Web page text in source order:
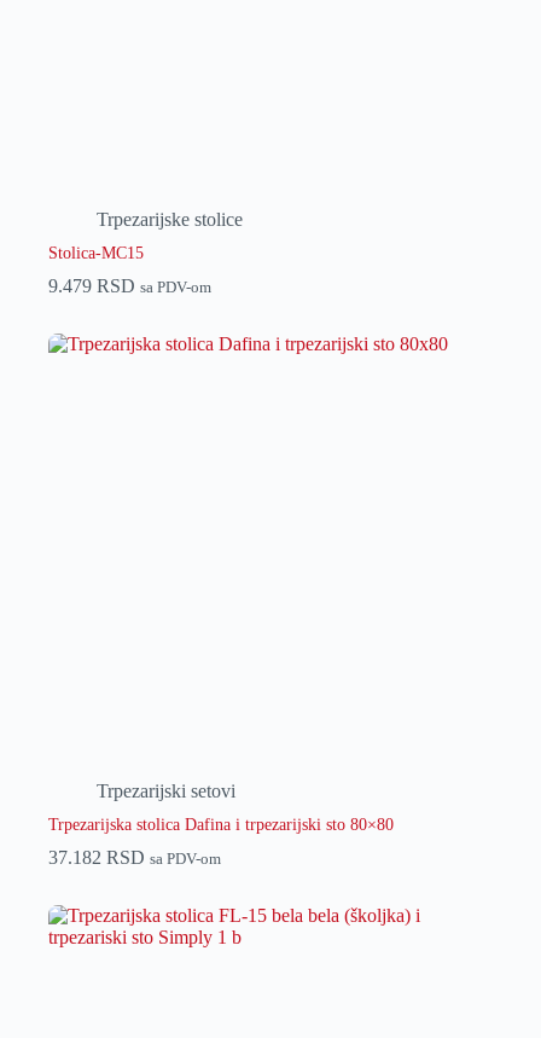
Trpezarijske stolice
Stolica-MC15
9.479 RSD sa PDV-om
Trpezarijski setovi
Trpezarijska stolica Dafina i trpezarijski sto 80×80
37.182 RSD sa PDV-om